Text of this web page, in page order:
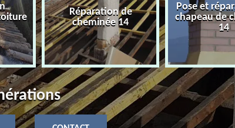
Réparation de
cheminée 14
Pose et
chapeau de
14